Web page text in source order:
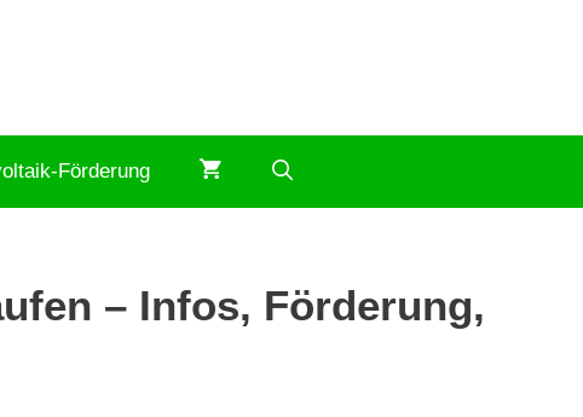
Förderung
– Infos, Förderung,